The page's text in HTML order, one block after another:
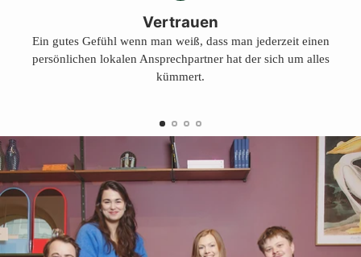
K
A
Vertrauen
Ein gutes Gefühl wenn man weiß, dass man jederzeit einen
persönlichen lokalen Ansprechpartner hat der sich um alles
kümmert.